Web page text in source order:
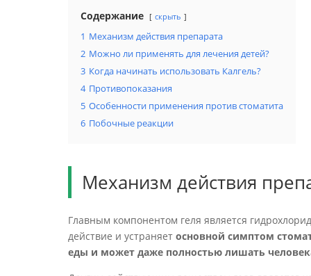
Содержание скрыть
1 Механизм действия препарата
2 Можно ли применять для лечения детей?
3 Когда начинать использовать Калгель?
4 Противопоказания
5 Особенности применения против стоматита
6 Побочные реакции
Механизм действия
Главным компонентом геля является
действие и устраняет основной симптом
еды и может даже полностью лишать